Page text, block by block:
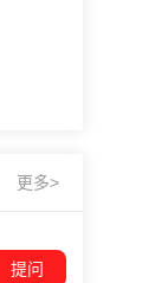
更多>
提问